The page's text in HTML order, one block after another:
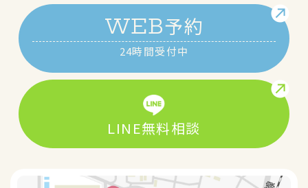
WEB予約
24時間受付中
LINE無料相談